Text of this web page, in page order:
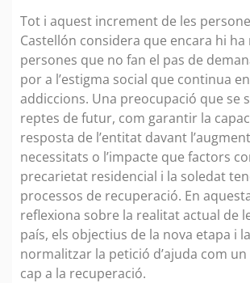
Tot i aquest increment de les
Castellón considera que encara hi ha
persones que no fan el pas de
por a l’estigma social que continua
addiccions. Una preocupació que se
reptes de futur, com garantir la
resposta de l’entitat davant
necessitats o l’impacte que factors
precarietat residencial i la soledat
processos de recuperació. En
reflexiona sobre la realitat actual de
país, els objectius de la nova etapa i
normalitzar la petició d’ajuda com
cap a la recuperació.